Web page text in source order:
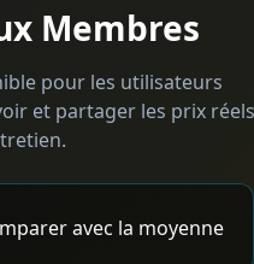
Membres
pour les utilisateurs
et partager les prix réels
avec la moyenne